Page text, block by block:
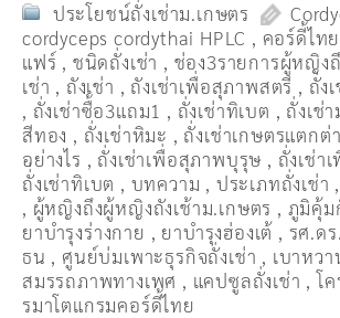
ประโยชน์ถั่งเช่าม.เกษตร
cordyceps cordythai HPLC , คอร์ดี้ไทย
แฟร์ , ชนิดถั่งเช่า , ช่อง3รายการผู้หญิง
เช่า , ถังเช่า , ถังเช่าเพื่อสุภาพสตรี , ถั่ง
, ถั่งเช่าซื้อ3แถม1 , ถั่งเช่าทิเบต , ถั่งเช่
สีทอง , ถั่งเช่าหิมะ , ถั่งเช่าเกษตรแตก
อย่างไร , ถั่งเช่าเพื่อสุภาพบุรุษ , ถั่งเช่า
ถั่่งเช่าทิเบต , บทความ , ประเภทถั่งเช่า ,
, ผู้หญิงถึงผู้หญิงถังเช้าม.เกษตร , ภูมิคุ้ม
ยาบำรุงร่างกาย , ยาบำรุงฮ่องเต้ , รศ.ด
ธน , ศูนย์บ่มเพาะธุรกิจถั่งเช่า , เบาหวา
สมรรถภาพทางเพศ , แคปซูลถั่งเช่า ,โ
รมาโตแกรมคอร์ดี้ไทย